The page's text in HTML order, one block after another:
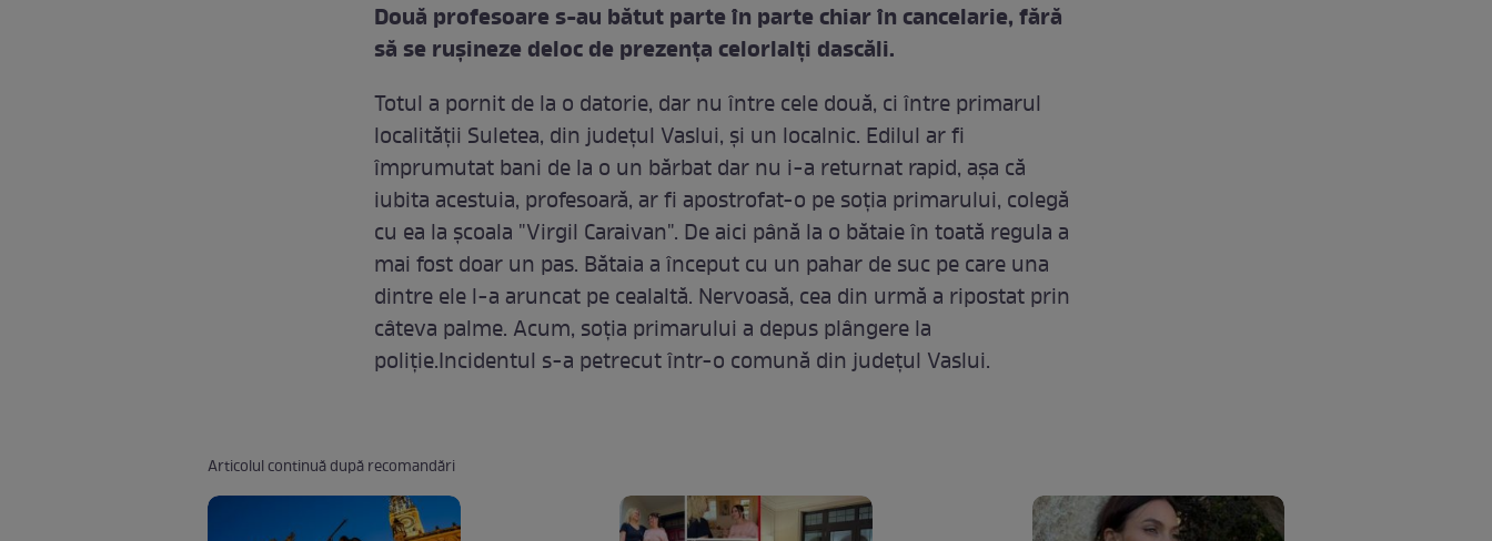
Două profesoare s-au bătut parte în parte chiar în cancelarie, fără
să se ruşineze deloc de prezenţa celorlalţi dascăli.
Totul a pornit de la o datorie, dar nu între cele două, ci între primarul
localităţii Suletea, din judeţul Vaslui, şi un localnic. Edilul ar fi
împrumutat bani de la o un bărbat dar nu i-a returnat rapid, aşa că
iubita acestuia, profesoară, ar fi apostrofat-o pe soţia primarului, colegă
cu ea la şcoala "Virgil Caraivan". De aici până la o bătaie în toată regula a
mai fost doar un pas. Bătaia a început cu un pahar de suc pe care una
dintre ele l-a aruncat pe cealaltă. Nervoasă, cea din urmă a ripostat prin
câteva palme. Acum, soţia primarului a depus plângere la
poliţie.Incidentul s-a petrecut într-o comună din judeţul Vaslui.
Articolul continuă după recomandări